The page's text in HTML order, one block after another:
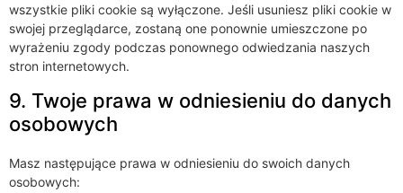
wszystkie pliki cookie są wyłączone. Jeśli usuniesz pliki cookie w
swojej przeglądarce, zostaną one ponownie umieszczone po
wyrażeniu zgody podczas ponownego odwiedzania naszych
stron internetowych.
9. Twoje prawa w odniesieniu do danych
osobowych
Masz następujące prawa w odniesieniu do swoich danych
osobowych: